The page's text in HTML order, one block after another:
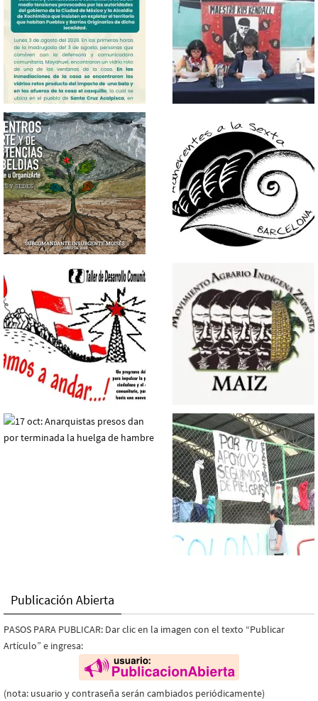
Publicación Abierta
PASOS PARA PUBLICAR: Dar clic en la imagen con el texto “Publicar
Artículo” e ingresa:
(nota: usuario y contraseña serán cambiados periódicamente)